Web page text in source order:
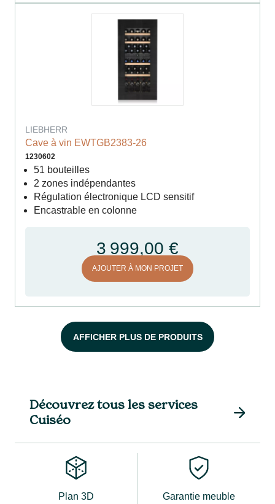
LIEBHERR
Cave à vin EWTGB2383-26
1230602
51 bouteilles
2 zones indépendantes
Régulation électronique LCD sensitif
Encastrable en colonne
3 999,00 €
AJOUTER À MON PROJET
AFFICHER PLUS DE PRODUITS
Découvrez tous les services
Cuiséo
Plan 3D
Garantie meuble